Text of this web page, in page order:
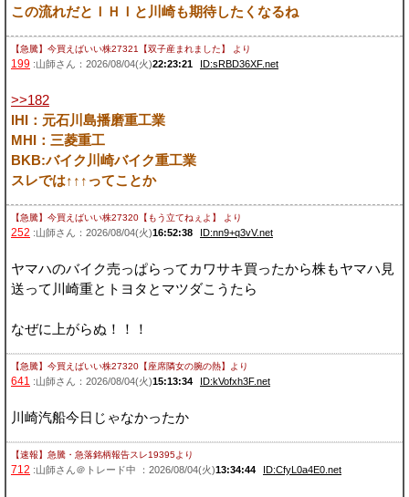
この流れだとＩＨＩと川崎も期待したくなるね
【急騰】今買えばいい株27321【双子産まれました】 より
199 :山師さん：2026/08/04(火)22:23:21 ID:sRBD36XF.net
>>182
IHI：元石川島播磨重工業
MHI：三菱重工
BKB:バイク川崎バイク重工業
スレでは↑↑↑ってことか
【急騰】今買えばいい株27320【もう立てねぇよ】 より
252 :山師さん：2026/08/04(火)16:52:38 ID:nn9+q3vV.net
ヤマハのバイク売っぱらってカワサキ買ったから株もヤマハ見
送って川崎重とトヨタとマツダこうたら
なぜに上がらぬ！！！
【急騰】今買えばいい株27320【座席隣女の腕の熱】 より
641 :山師さん：2026/08/04(火)15:13:34 ID:kVofxh3F.net
川崎汽船今日じゃなかったか
【速報】急騰・急落銘柄報告スレ19395より
712 :山師さん＠トレード中 ：2026/08/04(火)13:34:44 ID:CfyL0a4E0.net